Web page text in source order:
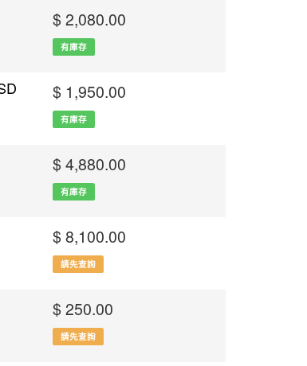
$ 2,080.00
有庫存
$ 1,950.00
有庫存
$ 4,880.00
有庫存
$ 8,100.00
請先查詢
$ 250.00
請先查詢